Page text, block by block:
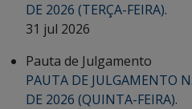
DE 2026 (TERÇA-FEIRA).
31 jul 2026
Pauta de Julgamento
PAUTA DE JULGAMENTO
DE 2026 (QUINTA-FEIRA).